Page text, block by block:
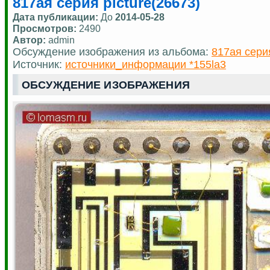
Дата публикации: До 2014-05-28
Просмотров: 2490
Автор: admin
Обсуждение изображения из альбома: 817ая
Источник: источники_информации *155la3
ОБСУЖДЕНИЕ ИЗОБРАЖЕНИЯ